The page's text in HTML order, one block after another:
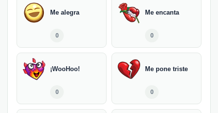
Me alegra
0
Me encanta
0
¡WooHoo!
0
Me pone triste
0